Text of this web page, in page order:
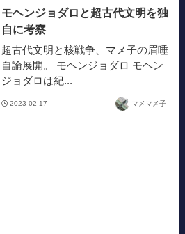
モヘンジョダロと超古代文明を独
自に考察
超古代文明と核戦争、マメ子の眉唾
自論展開。 モヘンジョダロ モヘン
ジョダロは紀...
2023-02-17 マメマメ子